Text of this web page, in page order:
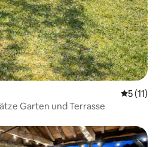
5 (11)
Garten und Terrasse